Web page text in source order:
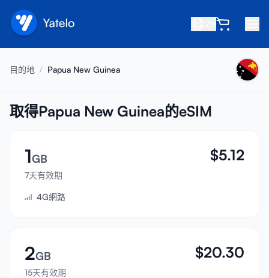
關於我們
推薦好友
成為合作夥伴
幫助中心
支援
裝置相容性
目的地 / Papua New Guinea
取得Papua New Guinea的eSIM
1GB
7天有效期
$5.12
4G網路
2GB
15天有效期
$20.30